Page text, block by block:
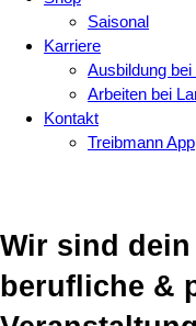
Saisonal
Karriere
Ausbildung
Arbeiten bei
Kontakt
Treibmann App
Wir sind
berufliche &